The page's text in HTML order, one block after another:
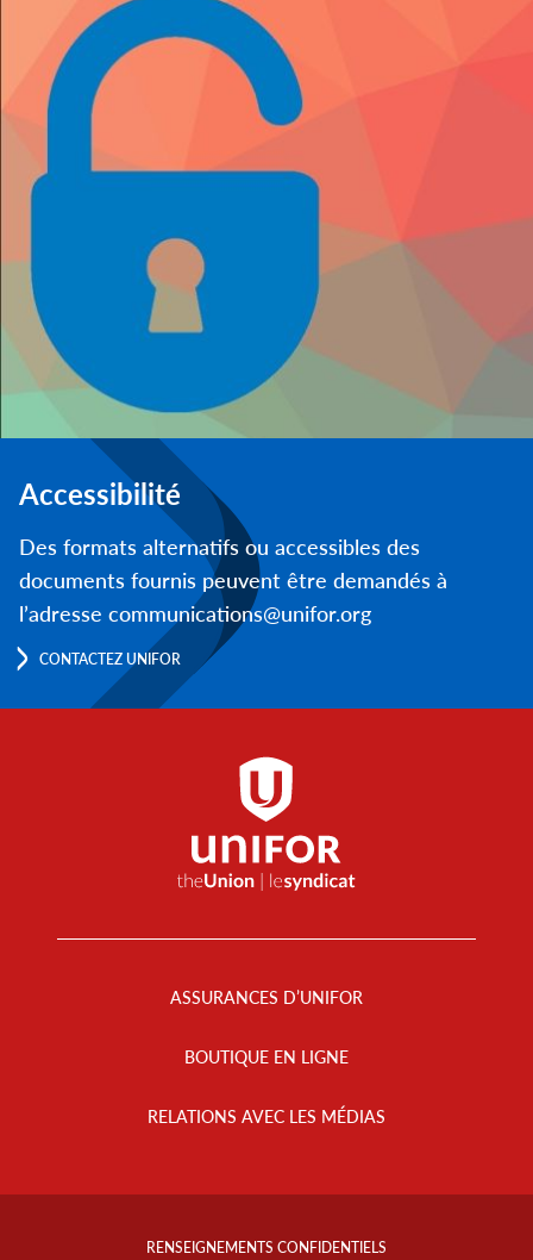
Accessibilité
Des formats alternatifs ou accessibles des
documents fournis peuvent être demandés à
l’adresse communications@unifor.org
CONTACTEZ UNIFOR
ASSURANCES D’UNIFOR
BOUTIQUE EN LIGNE
RELATIONS AVEC LES MÉDIAS
Footer
RENSEIGNEMENTS CONFIDENTIELS